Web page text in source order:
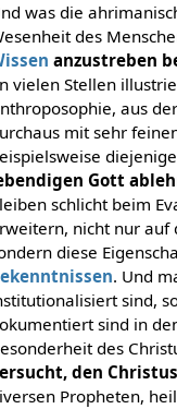
was die
des
anzustreben
vielen Stellen
aus
mit sehr
Gott
schlicht beim
nicht nur auf
diese
. Und
sind,
sind in
des
den
Propheten,